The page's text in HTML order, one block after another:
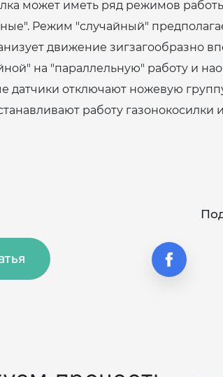
может иметь ряд режимов
Режим "случайный"
движение зигзагообразно
на "параллельную" работу и
датчики отключают ножевую
работу